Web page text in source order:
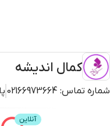
کمال اندیشه
شماره تماس: 02166973664